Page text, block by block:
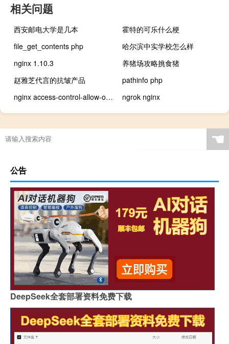
相关问题
西安邮电大学是几本
霍特的可乐什么梗
file_get_contents php
哈尔滨中实学校怎么样
nginx 1.10.3
养猪场攻略挑食猪
赵雅芝代言的抗皱产品
pathinfo php
nginx access-control-allow-origin
ngrok nginx
☚
公告
DeepSeek全套部署资料免费下载